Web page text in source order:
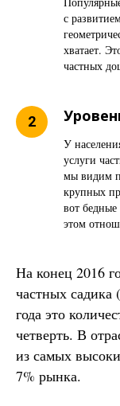
с
хватает.
частных
У
услуги
мы видим
крупных
вот
этом
На конец 2016
частных садика
года это
четверть. В
из самых
7% рынка.